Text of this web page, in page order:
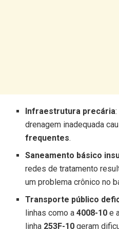
Infraestrutura precária
drenagem inadequada
frequentes.
Saneamento básico
redes de tratamento
um problema crônico no
Transporte público
linhas como a4008-10 e
linha 253F-10 geram